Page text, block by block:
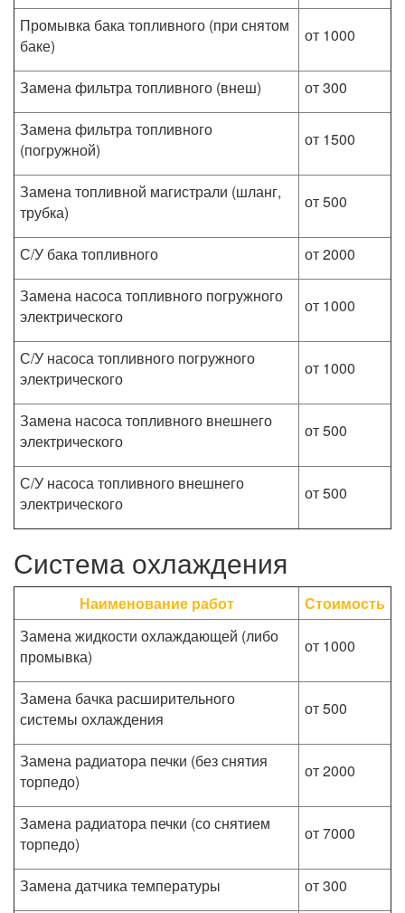
Промывка бака топливного (при снятом
баке)
от 1000
Замена фильтра топливного (внеш)
от 300
Замена фильтра топливного
(погружной)
от 1500
Замена топливной магистрали (шланг,
трубка)
от 500
С/У бака топливного
от 2000
Замена насоса топливного погружного
электрического
от 1000
С/У насоса топливного погружного
электрического
от 1000
Замена насоса топливного внешнего
электрического
от 500
С/У насоса топливного внешнего
электрического
от 500
Система охлаждения
Наименование работ
Стоимость
Замена жидкости охлаждающей (либо
промывка)
от 1000
Замена бачка расширительного
системы охлаждения
от 500
Замена радиатора печки (без снятия
торпедо)
от 2000
Замена радиатора печки (со снятием
торпедо)
от 7000
Замена датчика температуры
от 300